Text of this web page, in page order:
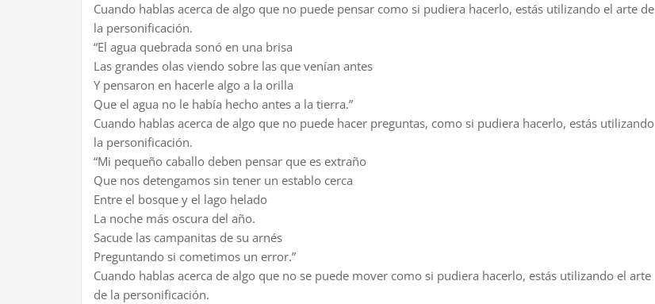
Cuando hablas acerca de algo que no puede pensar como si pudiera hacerlo, estás utilizando el arte de
la personificación.
“El agua quebrada sonó en una brisa
Las grandes olas viendo sobre las que venían antes
Y pensaron en hacerle algo a la orilla
Que el agua no le había hecho antes a la tierra.”
Cuando hablas acerca de algo que no puede hacer preguntas, como si pudiera hacerlo, estás utilizando
la personificación.
“Mi pequeño caballo deben pensar que es extraño
Que nos detengamos sin tener un establo cerca
Entre el bosque y el lago helado
La noche más oscura del año.
Sacude las campanitas de su arnés
Preguntando si cometimos un error.”
Cuando hablas acerca de algo que no se puede mover como si pudiera hacerlo, estás utilizando el arte
de la personificación.